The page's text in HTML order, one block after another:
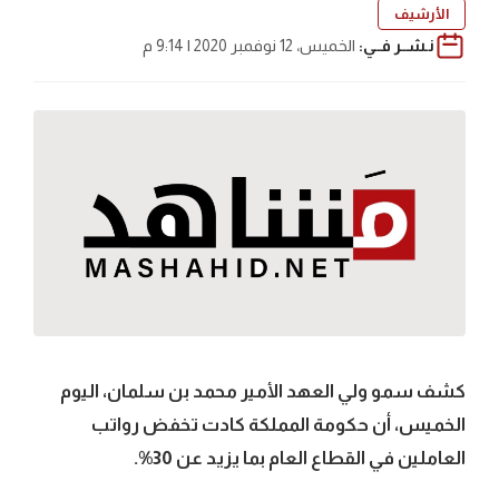
الأرشيف
نـشــر فــي: الخميس، 12 نوفمبر 2020 | 9:14 م
كشف سمو ولي العهد الأمير محمد بن سلمان، اليوم
الخميس، أن حكومة المملكة كادت تخفض رواتب
العاملين في القطاع العام بما يزيد عن 30%.